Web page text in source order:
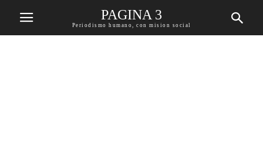
PAGINA 3
Periodismo humano, con mision social